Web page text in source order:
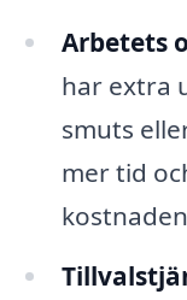
Arbetets
har extra
smuts
mer tid